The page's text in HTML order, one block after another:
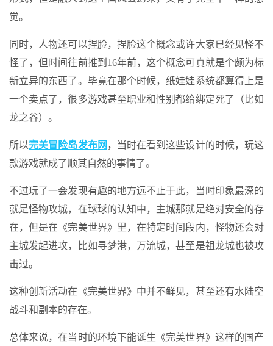
觉。
同时，人物还可以捏脸，捏脸这个概念或许大家已经见怪不
怪了，但时间往前推到16年前，这个概念可真就是个颇为标
新立异的东西了。毕竟在那个时候，纸娃娃系统都算得上是
一个卖点了，很多游戏甚至职业和性别都给绑定死了（比如
龙之谷）。
所以完美冒险岛发布网 ，当时在看到这些设计的时候，玩这
款游戏就成了顺其自然的事情了。
不过玩了一会发现有趣的地方远不止于此，当时印象最深的
就是怪物攻城，在球球的认知中，主城那就是绝对安全的存
在，但是在《完美世界》里，在特定时间段内，怪物还会对
主城发起进攻，比如寻梦港，万流城，甚至是祖龙城也被攻
击过。
这种创新活动在《完美世界》中并不鲜见，甚至还有水陆空
战斗和副本的存在。
总体来说，在当时的环境下能诞生《完美世界》这样的国产